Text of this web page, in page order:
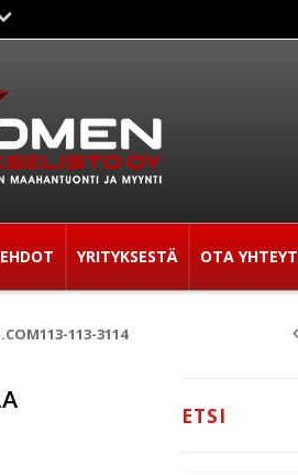
EHDOT YRITYKSESTÄ OTA
113-3114
ETSI